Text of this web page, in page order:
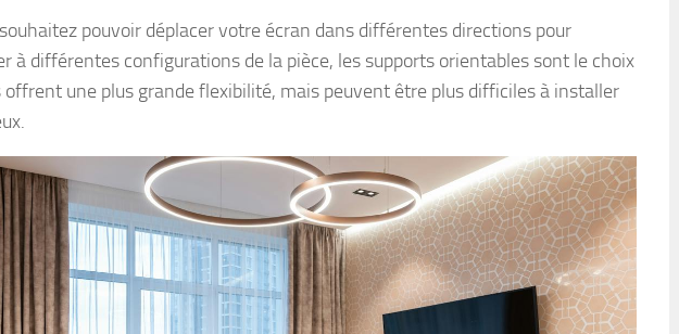
pouvoir déplacer votre écran dans différentes directions pour
à différentes configurations de la pièce, les supports orientables sont le choix
offrent une plus grande flexibilité, mais peuvent être plus difficiles à installer